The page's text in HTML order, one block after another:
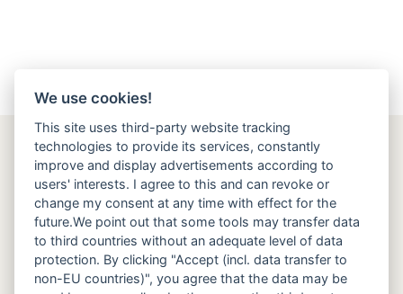
PWG Mertingen
Adresse
PWG Mertingen e.V.
Vorsitzender Kurt Niebler
Riemerfeldweg 8
We use cookies!
This site uses third-party website tracking
technologies to provide its services, constantly
improve and display advertisements according to
users' interests. I agree to this and can revoke or
change my consent at any time with effect for the
future.We point out that some tools may transfer data
to third countries without an adequate level of data
protection. By clicking "Accept (incl. data transfer to
non-EU countries)", you agree that the data may be